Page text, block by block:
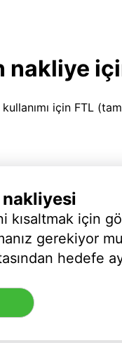
nakliye
için FTL
nakliyesi
kısaltmak için
gerekiyor
hedefe